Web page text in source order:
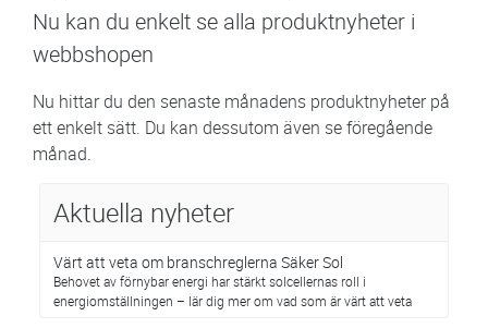
Nu kan du enkelt se alla produktnyheter i
webbshopen
Nu hittar du den senaste månadens produktnyheter på
ett enkelt sätt. Du kan dessutom även se föregående
månad.
Aktuella nyheter
Värt att veta om branschreglerna Säker Sol
Behovet av förnybar energi har stärkt solcellernas roll i
energiomställningen – lär dig mer om vad som är värt att veta